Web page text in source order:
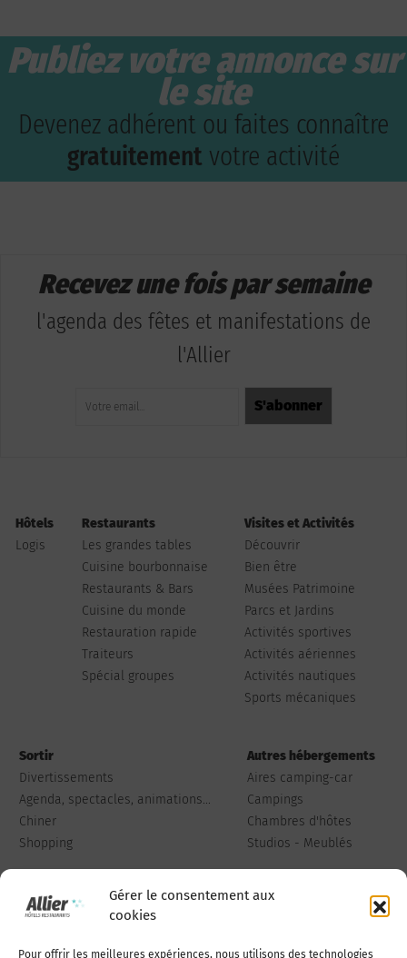
Gérer le consentement aux
cookies
Pour offrir les meilleures expériences, nous utilisons des technologies
Publiez votre annonce sur
le site
Devenez adhérent ou faites connaître
gratuitement votre activité
Recevez une fois par semaine
l'agenda des fêtes et manifestations de
l'Allier
Hôtels
Logis
Restaurants
Les grandes tables
Cuisine bourbonnaise
Restaurants & Bars
Cuisine du monde
Restauration rapide
Traiteurs
Spécial groupes
Visites et Activités
Découvrir
Bien être
Musées Patrimoine
Parcs et Jardins
Activités sportives
Activités aériennes
Activités nautiques
Sports mécaniques
Sortir
Divertissements
Agenda, spectacles, animations...
Chiner
Shopping
Autres hébergements
Aires camping-car
Campings
Chambres d'hôtes
Studios - Meublés